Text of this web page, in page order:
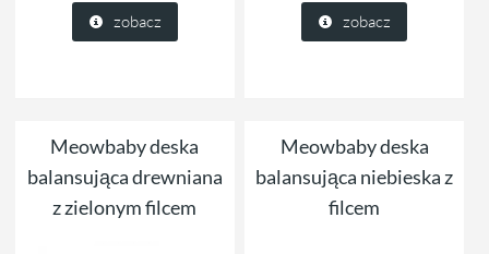
zobacz zobacz
Meowbaby deska
balansująca drewniana
z zielonym filcem
Meowbaby deska
balansująca niebieska z
filcem